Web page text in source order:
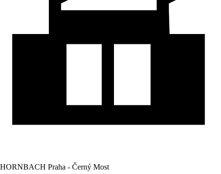
HORNBACH Praha - Černý Most